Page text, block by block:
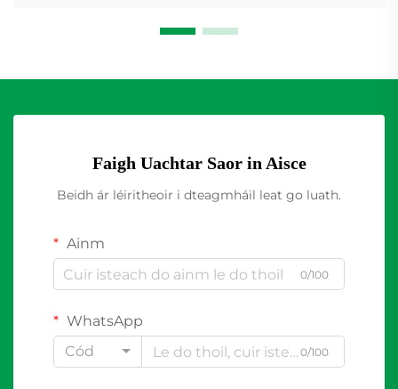
Faigh Uachtar Saor in Aisce
Beidh ár léiritheoir i dteagmháil leat go luath.
Ainm
0/100
WhatsApp
Cód
0/100